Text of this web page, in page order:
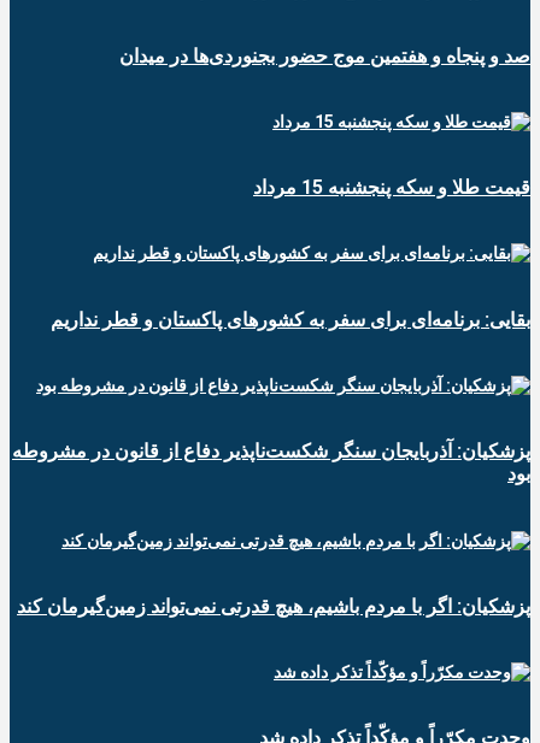
صد و پنجاه و هفتمین موج حضور بجنوردی‌ها در میدان
قیمت طلا و سکه پنجشنبه 15 مرداد
بقایی: برنامه‌ای برای سفر به کشورهای پاکستان و قطر نداریم
پزشکیان: آذربایجان سنگر شکست‌ناپذیر دفاع از قانون در مشروطه
بود
پزشکیان: اگر با مردم باشیم، هیچ قدرتی نمی‌تواند زمین‌گیرمان کند
وحدت مکرّراً و مؤکّداً تذکر داده شد